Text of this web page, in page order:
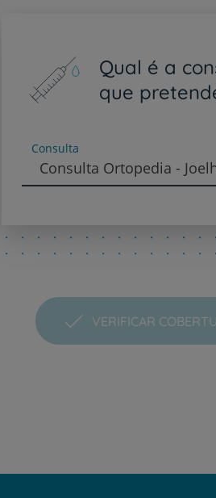
e
Academic Center
profissionais
nós
nos
Qual é a
que
Consulta
VERIFICAR